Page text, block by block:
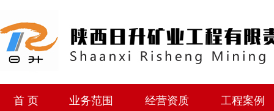
首 页 业务范围 经营资质 工程案例